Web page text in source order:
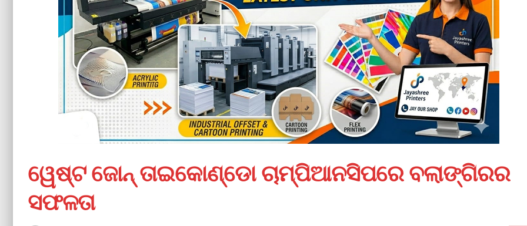
ୱେଷ୍ଟ ଜୋନ୍‌ ତାଇକୋଣ୍ଡୋ ଚାମ୍ପିଆନସିପରେ ବଲାଙ୍ଗିରର
ସଫଳତା